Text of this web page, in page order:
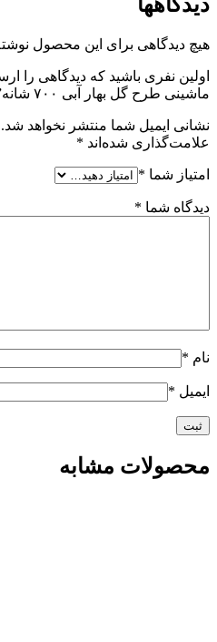
دیدگاهها
هیچ دیدگاهی برای این محصول
اولین نفری باشید که دیدگاهی را
ماشینی طرح گل بهار آبی ۷۰۰ شانه”
نشانی ایمیل شما منتشر نخواهد شد.
علامت‌گذاری شده‌اند *
امتیاز شما *
دیدگاه شما *
نام *
ایمیل *
محصولات مشابه